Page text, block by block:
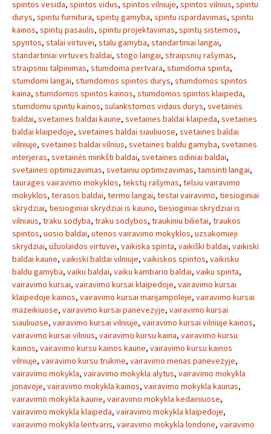
spintos vesida, spintos vidus, spintos vilniuje, spintos vilnius, spintu
durys, spintu furnitura, spintų gamyba, spintu ispardavimas, spintu
kainos, spintų pasaulis, spintu projektavimas, spintų sistemos,
spyntos, stalai virtuvei, stalu gamyba, standartiniai langai,
standartiniai virtuves baldai, stogo langai, straipsnių rašymas,
straipsniu talpinimas, stumdoma pertvara, stumdoma spinta,
stumdomi langai, stumdomos spintos durys, stumdomos spintos
kaina, stumdomos spintos kainos, stumdomos spintos klaipeda,
stumdomu spintu kainos, sulankstomos vidaus durys, svetainės
baldai, svetaines baldai kaune, svetaines baldai klaipeda, svetaines
baldai klaipedoje, svetaines baldai siauliuose, svetaines baldai
vilniuje, svetaines baldai vilnius, svetaines baldu gamyba, svetaines
interjeras, svetainės minkšti baldai, svetaines odiniai baldai,
svetaines optimizavimas, svetainiu optimizavimas, tamsinti langai,
taurages vairavimo mokyklos, tekstų rašymas, telsiu vairavimo
mokyklos, terasos baldai, termo langai, testai vairavimo, tiesioginiai
skrydziai, tiesioginiai skrydziai is kauno, tiesioginiai skrydziai is
vilniaus, traku sodyba, traku sodybos, traukiniu bilietai, traukos
spintos, uosio baldai, utenos vairavimo mokyklos, uzsakomieji
skrydziai, užuolaidos virtuvei, vaikiska spinta, vaikiški baldai, vaikiski
baldai kaune, vaikiski baldai vilniuje, vaikiskos spintos, vaikisku
baldu gamyba, vaiku baldai, vaiku kambario baldai, vaiku spinta,
vairavimo kursai, vairavimo kursai klaipedoje, vairavimo kursai
klaipedoje kainos, vairavimo kursai marijampoleje, vairavimo kursai
mazeikiuose, vairavimo kursai panevezyje, vairavimo kursai
siauliuose, vairavimo kursai vilniuje, vairavimo kursai vilniuje kainos,
vairavimo kursai vilnius, vairavimo kursu kaina, vairavimo kursu
kainos, vairavimo kursu kainos kaune, vairavimo kursu kainos
vilniuje, vairavimo kursu trukme, vairavimo menas panevezyje,
vairavimo mokykla, vairavimo mokykla alytus, vairavimo mokykla
jonavoje, vairavimo mokykla kainos, vairavimo mokykla kaunas,
vairavimo mokykla kaune, vairavimo mokykla kedainiuose,
vairavimo mokykla klaipeda, vairavimo mokykla klaipedoje,
vairavimo mokykla lentvaris, vairavimo mokykla londone, vairavimo